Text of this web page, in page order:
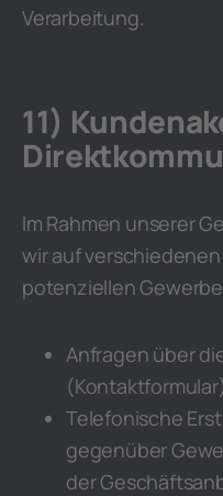
Verarbeitung.
11)
Im Rahmen unserer
wir auf
potenziellen
Anfragen über
(Kontaktformular)
Telefonische
gegenüber
der